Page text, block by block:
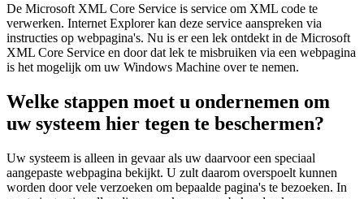
De Microsoft XML Core Service is service om XML code te
verwerken. Internet Explorer kan deze service aanspreken via
instructies op webpagina's. Nu is er een lek ontdekt in de Microsoft
XML Core Service en door dat lek te misbruiken via een webpagina
is het mogelijk om uw Windows Machine over te nemen.
Welke stappen moet u ondernemen om
uw systeem hier tegen te beschermen?
Uw systeem is alleen in gevaar als uw daarvoor een speciaal
aangepaste webpagina bekijkt. U zult daarom overspoelt kunnen
worden door vele verzoeken om bepaalde pagina's te bezoeken. In